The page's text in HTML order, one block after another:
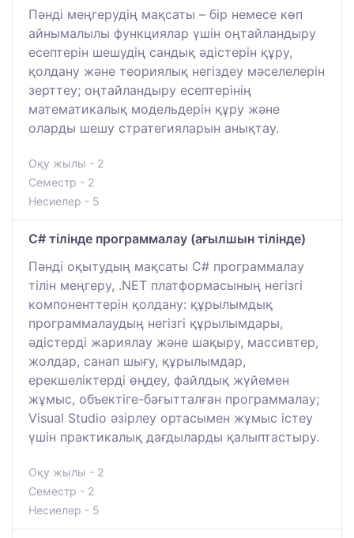
Пәнді меңгерудің мақсаты – бір немесе көп
айнымалылы функциялар үшін оңтайландыру
есептерін шешудің сандық әдістерін құру,
қолдану және теориялық негіздеу мәселелерін
зерттеу; оңтайландыру есептерінің
математикалық модельдерін құру және
оларды шешу стратегияларын анықтау.
Оқу жылы - 2
Семестр - 2
Несиелер - 5
C# тілінде программалау (ағылшын тілінде)
Пәнді оқытудың мақсаты C# программалау
тілін меңгеру, .NET платформасының негізгі
компоненттерін қолдану: құрылымдық
программалаудың негізгі құрылымдары,
әдістерді жариялау және шақыру, массивтер,
жолдар, санап шығу, құрылымдар,
ерекшеліктерді өңдеу, файлдық жүйемен
жұмыс, объектіге-бағытталған программалау;
Visual Studio әзірлеу ортасымен жұмыс істеу
үшін практикалық дағдыларды қалыптастыру.
Оқу жылы - 2
Семестр - 2
Несиелер - 5